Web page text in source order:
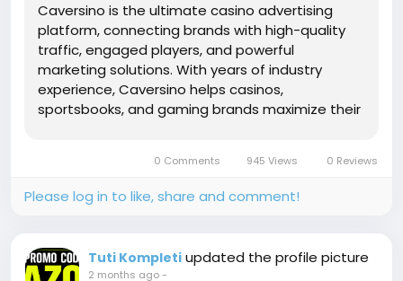
Caversino is the ultimate casino advertising
platform, connecting brands with high-quality
traffic, engaged players, and powerful
marketing solutions. With years of industry
experience, Caversino helps casinos,
sportsbooks, and gaming brands maximize their
targeting. Whether you're launching a new...
0 Comments 945 Views 0 Reviews
Please log in to like, share and comment!
Tuti Kompleti updated the profile picture
2 months ago-